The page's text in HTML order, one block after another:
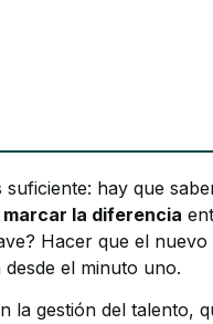
hay que
marcar la diferencia
Hacer que el nuevo
el minuto uno.
la gestión del talento,